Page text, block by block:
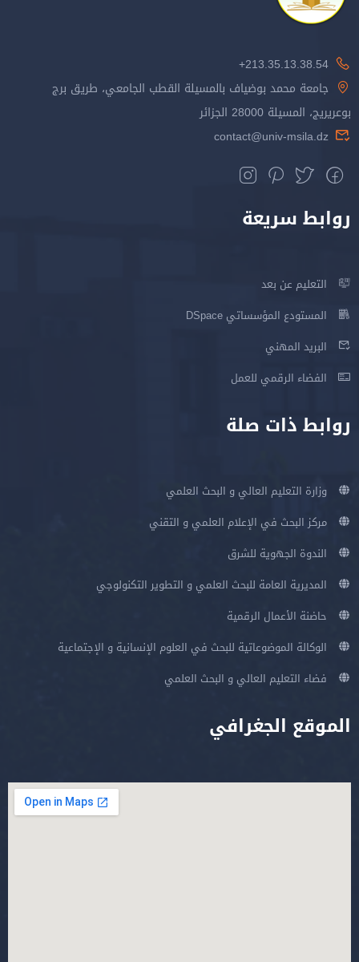
213.35.13.38.54+
جامعة محمد بوضياف بالمسيلة القطب الجامعي، طريق برج
بوعريريج، المسيلة 28000 الجزائر
contact@univ-msila.dz
روابط سريعة
التعليم عن بعد
المستودع المؤسساتي DSpace
البريد المهني
الفضاء الرقمي للعمل
روابط ذات صلة
وزارة التعليم العالي و البحث العلمي
مركز البحث في الإعلام العلمي و التقني
الندوة الجهوية للشرق
المديرية العامة للبحث العلمي و التطوير التكنولوجي
حاضنة الأعمال الرقمية
الوكالة الموضوعاتية للبحث في العلوم الإنسانية و الإجتماعية
فضاء التعليم العالي و البحث العلمي
الموقع الجغرافي